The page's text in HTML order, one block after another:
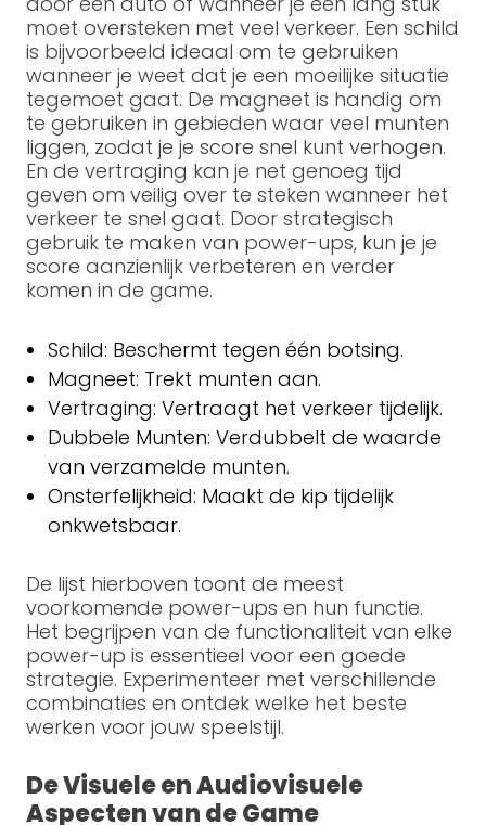
moet oversteken met veel verkeer. Een schild
is bijvoorbeeld ideaal om te gebruiken
wanneer je weet dat je een moeilijke situatie
tegemoet gaat. De magneet is handig om
te gebruiken in gebieden waar veel munten
liggen, zodat je je score snel kunt verhogen.
En de vertraging kan je net genoeg tijd
geven om veilig over te steken wanneer het
verkeer te snel gaat. Door strategisch
gebruik te maken van power-ups, kun je je
score aanzienlijk verbeteren en verder
komen in de game.
Schild: Beschermt tegen één botsing.
Magneet: Trekt munten aan.
Vertraging: Vertraagt het verkeer tijdelijk.
Dubbele Munten: Verdubbelt de waarde
van verzamelde munten.
Onsterfelijkheid: Maakt de kip tijdelijk
onkwetsbaar.
De lijst hierboven toont de meest
voorkomende power-ups en hun functie.
Het begrijpen van de functionaliteit van elke
power-up is essentieel voor een goede
strategie. Experimenteer met verschillende
combinaties en ontdek welke het beste
werken voor jouw speelstijl.
De Visuele en Audiovisuele
Aspecten van de Game